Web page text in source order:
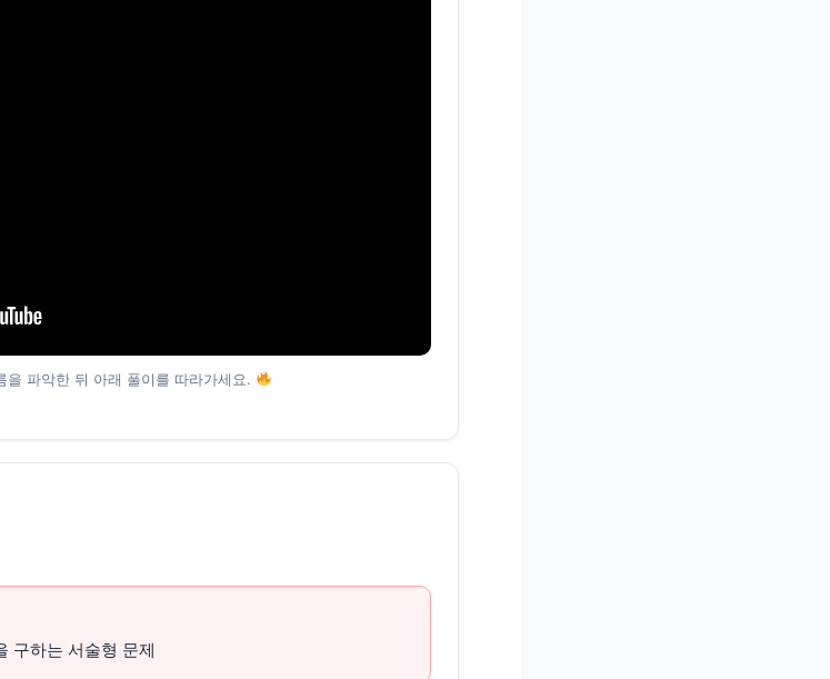
파악한 뒤 아래 풀이를 따라가세요.
구하는 서술형 문제